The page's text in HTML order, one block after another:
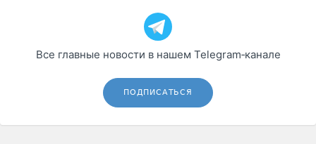
Все главные новости в нашем Telegram‑канале
ПОДПИСАТЬСЯ